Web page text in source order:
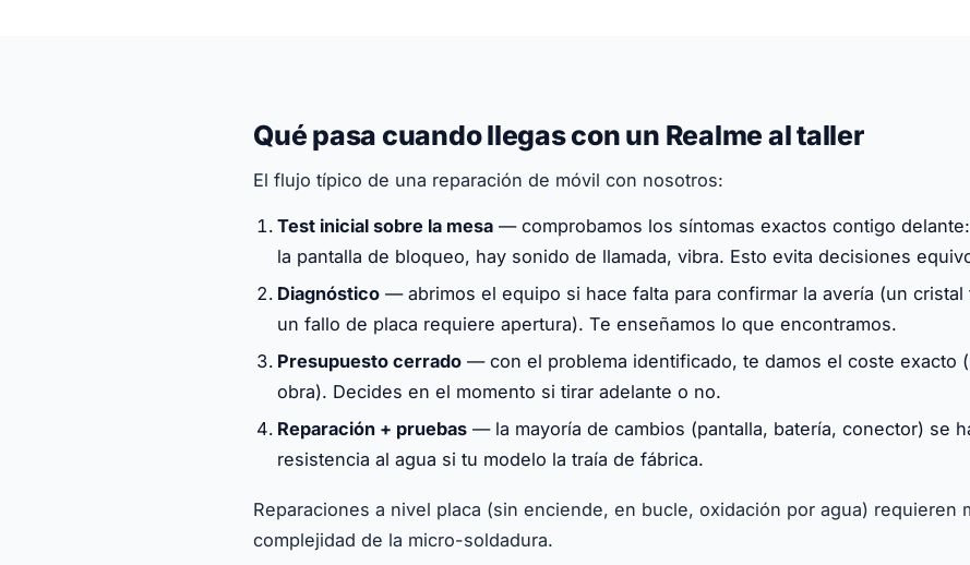
Qué pasa cuando llegas con un Realme al taller
El flujo típico de una reparación de móvil con nosotros:
Test inicial sobre la mesa — comprobamos los síntomas exactos contigo
la pantalla de bloqueo, hay sonido de llamada, vibra. Esto evita decisiones
Diagnóstico — abrimos el equipo si hace falta para confirmar la avería (un
un fallo de placa requiere apertura). Te enseñamos lo que encontramos.
Presupuesto cerrado — con el problema identificado, te damos el coste exacto
obra). Decides en el momento si tirar adelante o no.
Reparación + pruebas — la mayoría de cambios (pantalla, batería, conector) se
resistencia al agua si tu modelo la traía de fábrica.
Reparaciones a nivel placa (sin enciende, en bucle, oxidación por agua) requieren
complejidad de la micro-soldadura.